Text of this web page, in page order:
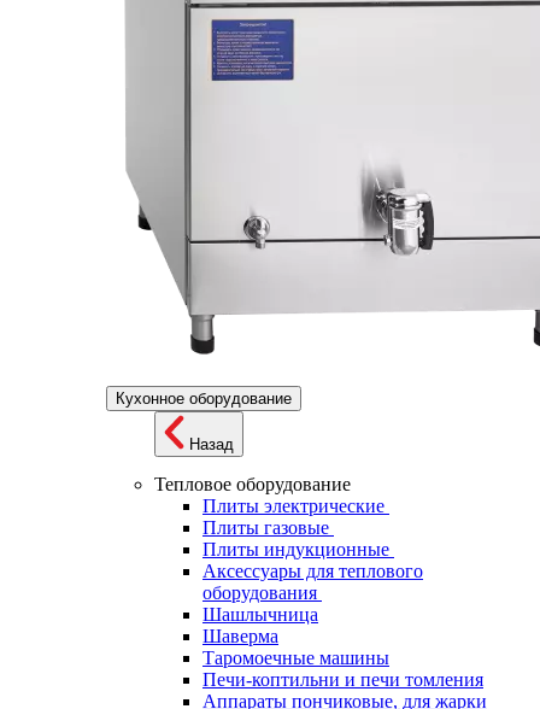
Кухонное оборудование
Назад
Тепловое оборудование
Плиты электрические
Плиты газовые
Плиты индукционные
Аксессуары для теплового
оборудования
Шашлычница
Шаверма
Таромоечные машины
Печи-коптильни и печи томления
Аппараты пончиковые, для жарки